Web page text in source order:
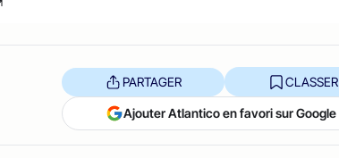
PARTAGER CLASSER
Ajouter Atlantico en favori sur Google